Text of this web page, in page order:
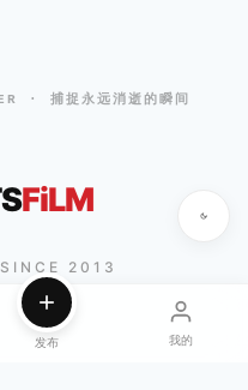
· 捕捉永远消逝的瞬间
FiLM
SINCE 2013
发布 我的